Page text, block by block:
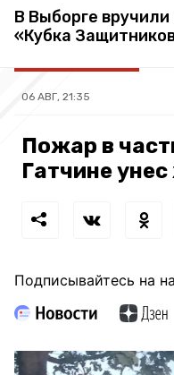
В Выборге
«Кубка
06 АВГ, 21:35
Пожар в
Гатчине
Подписывайтесь на